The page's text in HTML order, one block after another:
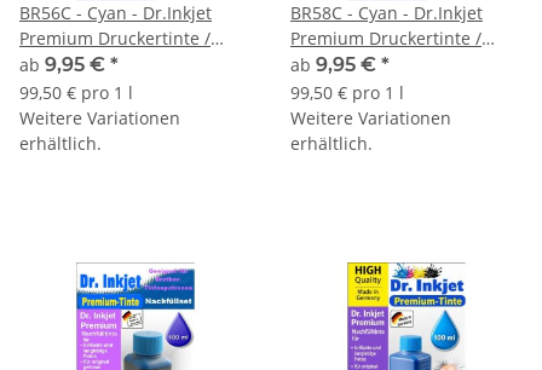
BR56C - Cyan - Dr.Inkjet
Premium Druckertinte /
Nachfülltinte für Brother
Druckerpatronen von LC-
1280 bis LC-01
ab 9,95 € *
99,50 € pro 1 l
Weitere Variationen
erhältlich.
BR58C - Cyan - Dr.Inkjet
Premium Druckertinte /
Nachfülltinte in 100ml -
250ml - 500ml - 1000ml
Abfüllungen für Brother
Druckerpatronen von LC-125
ab 9,95 € *
99,50 € pro 1 l
Weitere Variationen
erhältlich.